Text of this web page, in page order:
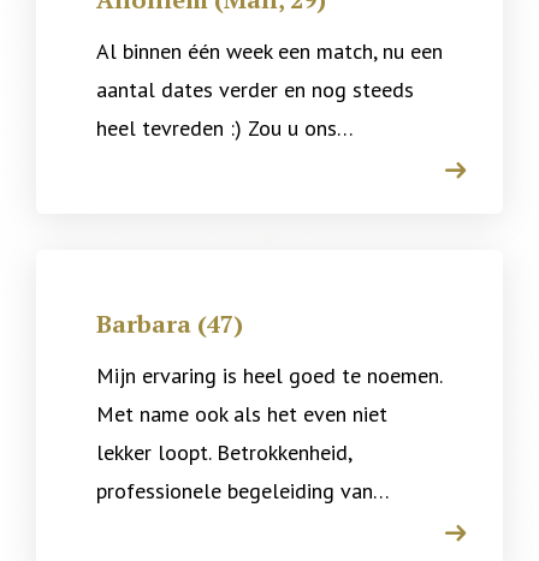
Al binnen één week een match, nu een
aantal dates verder en nog steeds
heel tevreden :) Zou u ons…
arrow
Barbara (47)
Mijn ervaring is heel goed te noemen.
Met name ook als het even niet
lekker loopt. Betrokkenheid,
professionele begeleiding van…
arrow